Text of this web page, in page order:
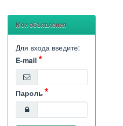
Мои объявления
Для входа введите:
E-mail
Пароль